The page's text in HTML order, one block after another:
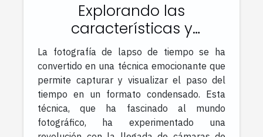
Explorando las
características y
funcionalidades de la
cámara de lapso de
tiempo de última
generación
La fotografía de lapso de tiempo se ha
convertido en una técnica emocionante que
permite capturar y visualizar el paso del
tiempo en un formato condensado. Esta
técnica, que ha fascinado al mundo
fotográfico, ha experimentado una